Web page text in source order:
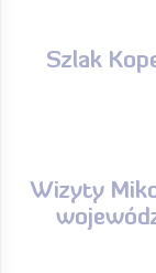
Szlak
Wizyty